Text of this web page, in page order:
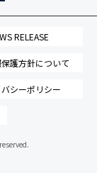
RELEASE
護方針について
シーポリシー